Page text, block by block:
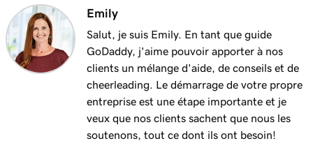
Emily
Salut, je suis Emily. En tant que guide
GoDaddy, j'aime pouvoir apporter à nos
clients un mélange d'aide, de conseils et de
cheerleading. Le démarrage de votre propre
entreprise est une étape importante et je
veux que nos clients sachent que nous les
soutenons, tout ce dont ils ont besoin!